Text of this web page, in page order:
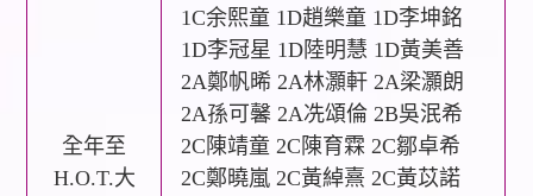
全年至
H.O.T.大
1C余熙童 1D趙樂童 1D李坤銘
1D李冠星 1D陸明慧 1D黃美善
2A鄭帆晞 2A林灝軒 2A梁灝朗
2A孫可馨 2A冼頌倫 2B吳泯希
2C陳靖童 2C陳育霖 2C鄒卓希
2C鄭曉嵐 2C黃綽熹 2C黃苡諾